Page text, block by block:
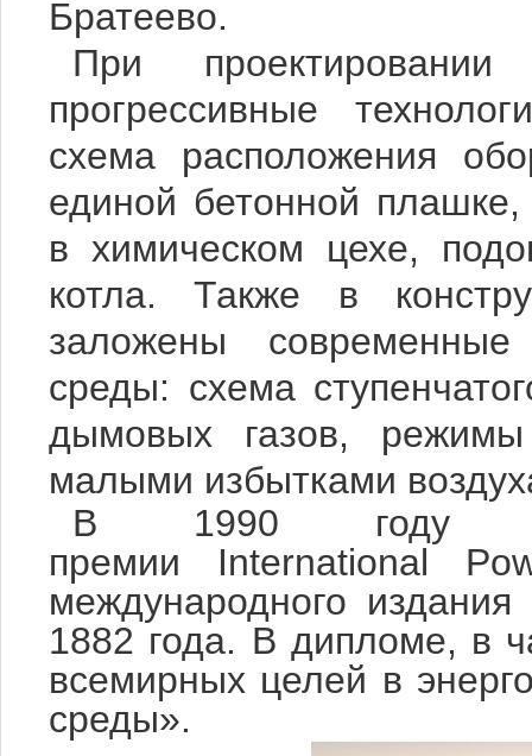
Братеево.
При
прогрессивные
схема расположения
единой бетонной плашке,
в химическом цехе,
котла. Также в
заложены
среды: схема
дымовых газов,
малыми избытками
В 1990 году
премии International
международного издания
1882 года. В дипломе, в
всемирных целей в
среды».